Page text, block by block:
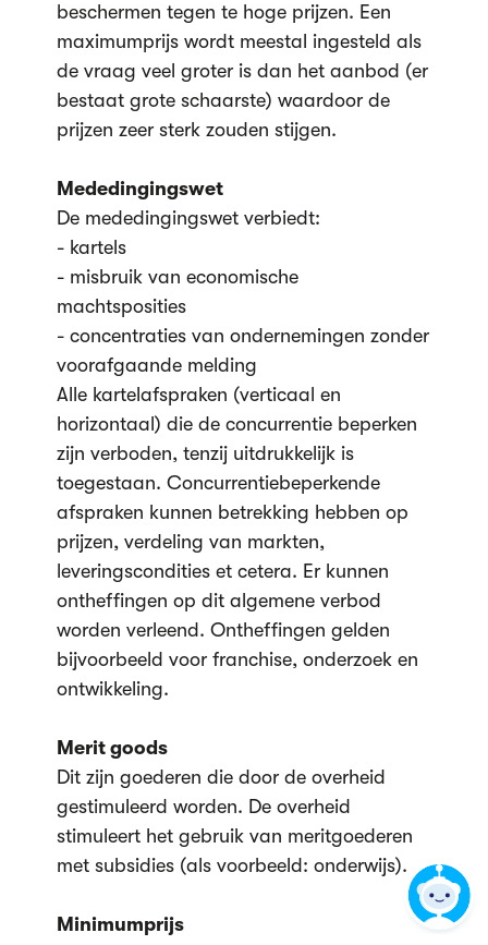
beschermen tegen te hoge prijzen. Een
maximumprijs wordt meestal ingesteld als
de vraag veel groter is dan het aanbod (er
bestaat grote schaarste) waardoor de
prijzen zeer sterk zouden stijgen.
Mededingingswet
De mededingingswet verbiedt:
- kartels
- misbruik van economische
machtsposities
- concentraties van ondernemingen zonder
voorafgaande melding
Alle kartelafspraken (verticaal en
horizontaal) die de concurrentie beperken
zijn verboden, tenzij uitdrukkelijk is
toegestaan. Concurrentiebeperkende
afspraken kunnen betrekking hebben op
prijzen, verdeling van markten,
leveringscondities et cetera. Er kunnen
ontheffingen op dit algemene verbod
worden verleend. Ontheffingen gelden
bijvoorbeeld voor franchise, onderzoek en
ontwikkeling.
Merit goods
Dit zijn goederen die door de overheid
gestimuleerd worden. De overheid
stimuleert het gebruik van meritgoederen
met subsidies (als voorbeeld: onderwijs).
Minimumprijs